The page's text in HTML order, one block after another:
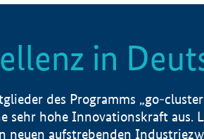
in
des Programms „go-
sehr hohe Innovationskraft
neuen aufstrebenden